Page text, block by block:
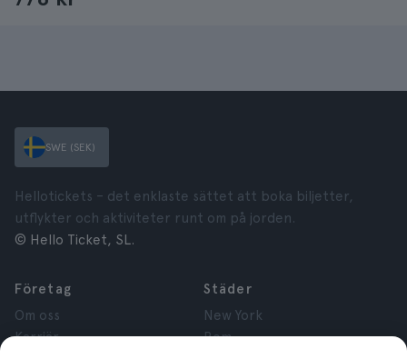
SWE (SEK)
Hellotickets – det enklaste sättet att boka biljetter,
utflykter och aktiviteter runt om på jorden.
© Hello Ticket, SL.
Företag
Om oss
Karriär
Städer
New York
Rom